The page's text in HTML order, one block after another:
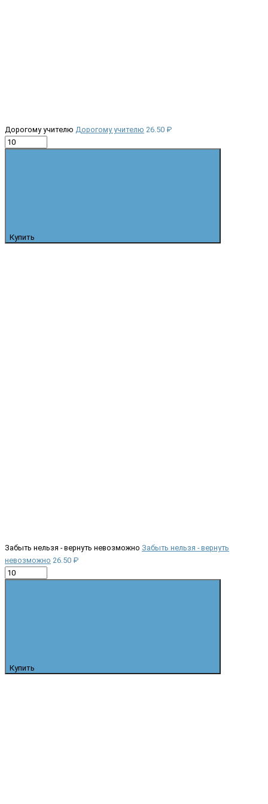
Дорогому учителю Дорогому учителю 26.50 ₽
Купить
Забыть нельзя - вернуть невозможно Забыть нельзя - вернуть
невозможно 26.50 ₽
Купить